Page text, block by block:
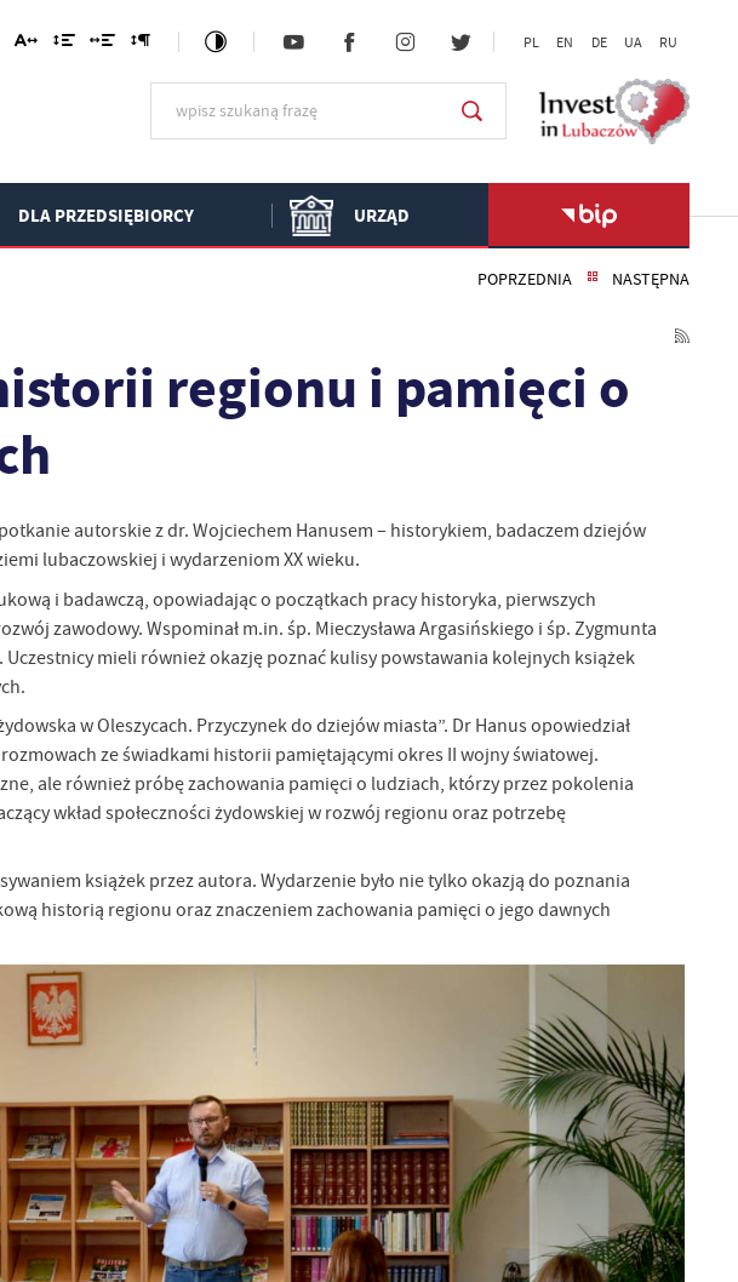
PL EN DE UA RU
DLA PRZEDSIĘBIORCY URZĄD
POPRZEDNIA NASTĘPNA
regionu i pamięci o
autorskie z dr. Wojciechem Hanusem – historykiem, badaczem dziejów
lubaczowskiej i wydarzeniom XX wieku.
i badawczą, opowiadając o początkach pracy historyka, pierwszych
zawodowy. Wspominał m.in. śp. Mieczysława Argasińskiego i śp. Zygmunta
mieli również okazję poznać kulisy powstawania kolejnych książek
w Oleszycach. Przyczynek do dziejów miasta”. Dr Hanus opowiedział
ze świadkami historii pamiętającymi okres II wojny światowej.
ale również próbę zachowania pamięci o ludziach, którzy przez pokolenia
wkład społeczności żydowskiej w rozwój regionu oraz potrzebę
książek przez autora. Wydarzenie było nie tylko okazją do poznania
historią regionu oraz znaczeniem zachowania pamięci o jego dawnych